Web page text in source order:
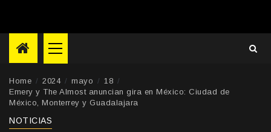
Primary
Menu
Home 2024 mayo
18
Emery y The Almost anuncian gira en México: Ciudad de
México, Monterrey y Guadalajara
NOTICIAS